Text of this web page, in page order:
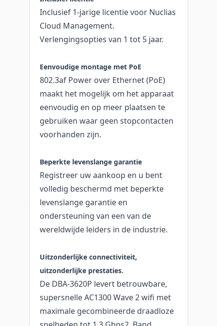
Inclusief 1-jarige licentie voor Nuclias
Cloud Management.
Verlengingsopties van 1 tot 5 jaar.
Eenvoudige montage met PoE
802.3af Power over Ethernet (PoE)
maakt het mogelijk om het apparaat
eenvoudig en op meer plaatsen te
gebruiken waar geen stopcontacten
voorhanden zijn.
Beperkte levenslange garantie
Registreer uw aankoop en u bent
volledig beschermd met beperkte
levenslange garantie en
ondersteuning van een van de
wereldwijde leiders in de industrie.
Uitzonderlijke connectiviteit,
uitzonderlijke prestaties.
De DBA-3620P levert betrouwbare,
supersnelle AC1300 Wave 2 wifi met
maximale gecombineerde draadloze